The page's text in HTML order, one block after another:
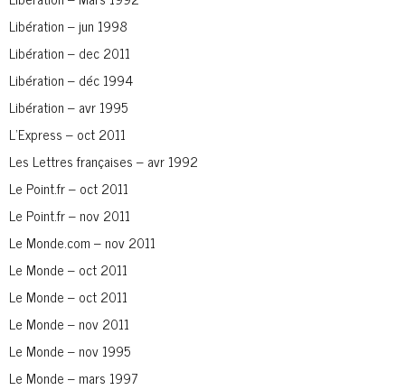
Libération – jun 1998
Libération – dec 2011
Libération – déc 1994
Libération – avr 1995
L’Express – oct 2011
Les Lettres françaises – avr 1992
Le Point.fr – oct 2011
Le Point.fr – nov 2011
Le Monde.com – nov 2011
Le Monde – oct 2011
Le Monde – oct 2011
Le Monde – nov 2011
Le Monde – nov 1995
Le Monde – mars 1997